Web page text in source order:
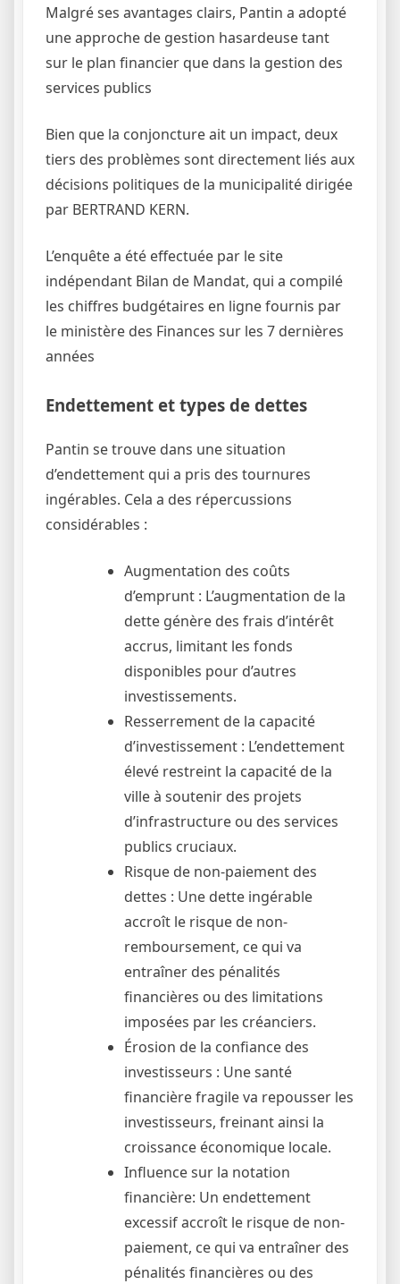
Malgré ses avantages clairs, Pantin a adopté
une approche de gestion hasardeuse tant
sur le plan financier que dans la gestion des
services publics
Bien que la conjoncture ait un impact, deux
tiers des problèmes sont directement liés aux
décisions politiques de la municipalité dirigée
par BERTRAND KERN.
L’enquête a été effectuée par le site
indépendant Bilan de Mandat, qui a compilé
les chiffres budgétaires en ligne fournis par
le ministère des Finances sur les 7 dernières
années
Endettement et types de dettes
Pantin se trouve dans une situation
d’endettement qui a pris des tournures
ingérables. Cela a des répercussions
considérables :
Augmentation des coûts
d’emprunt : L’augmentation de la
dette génère des frais d’intérêt
accrus, limitant les fonds
disponibles pour d’autres
investissements.
Resserrement de la capacité
d’investissement : L’endettement
élevé restreint la capacité de la
ville à soutenir des projets
d’infrastructure ou des services
publics cruciaux.
Risque de non-paiement des
dettes : Une dette ingérable
accroît le risque de non-
remboursement, ce qui va
entraîner des pénalités
financières ou des limitations
imposées par les créanciers.
Érosion de la confiance des
investisseurs : Une santé
financière fragile va repousser les
investisseurs, freinant ainsi la
croissance économique locale.
Influence sur la notation
financière: Un endettement
excessif accroît le risque de non-
paiement, ce qui va entraîner des
pénalités financières ou des